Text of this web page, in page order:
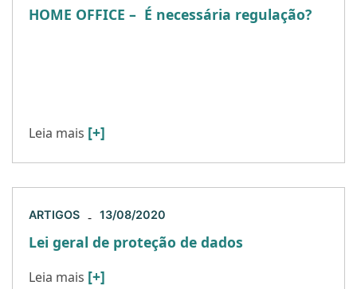
HOME OFFICE – É necessária regulação?
Leia mais [+]
ARTIGOS - 13/08/2020
Lei geral de proteção de dados
Leia mais [+]